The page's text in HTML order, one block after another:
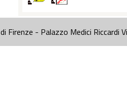
- Palazzo Medici Riccardi